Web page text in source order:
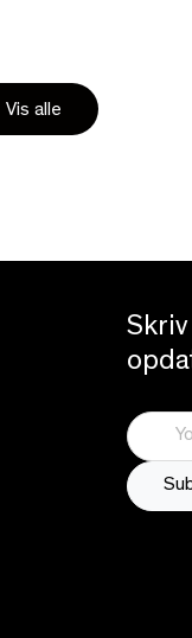
Vis alle